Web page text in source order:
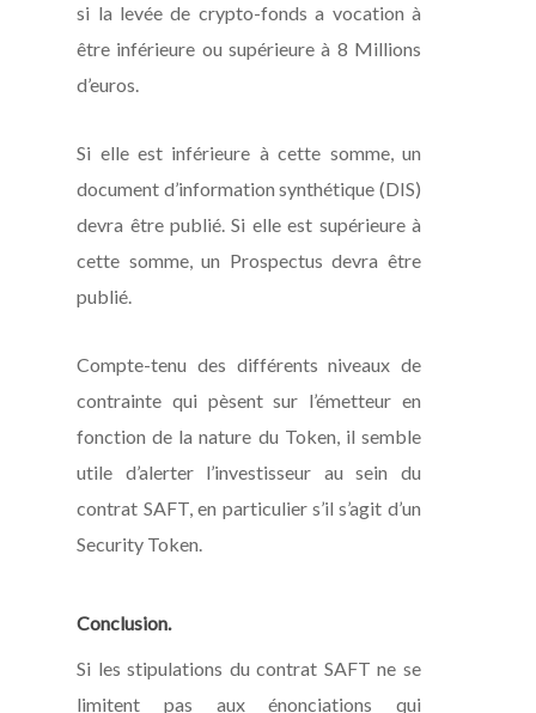
si la levée de crypto-fonds a vocation à
être inférieure ou supérieure à 8 Millions
d’euros.
Si elle est inférieure à cette somme, un
document d’information synthétique (DIS)
devra être publié. Si elle est supérieure à
cette somme, un Prospectus devra être
publié.
Compte-tenu des différents niveaux de
contrainte qui pèsent sur l’émetteur en
fonction de la nature du Token, il semble
utile d’alerter l’investisseur au sein du
contrat SAFT, en particulier s’il s’agit d’un
Security Token.
Conclusion.
Si les stipulations du contrat SAFT ne se
limitent pas aux énonciations qui